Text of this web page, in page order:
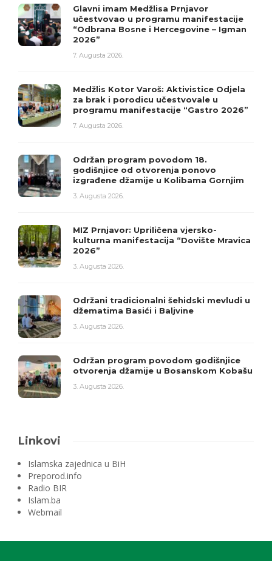
Glavni imam Medžlisa Prnjavor
učestvovao u programu manifestacije
“Odbrana Bosne i Hercegovine – Igman
2026”
7. Augusta 2026.
Medžlis Kotor Varoš: Aktivistice Odjela
za brak i porodicu učestvovale u
programu manifestacije “Gastro 2026”
7. Augusta 2026.
Održan program povodom 18.
godišnjice od otvorenja ponovo
izgrađene džamije u Kolibama Gornjim
3. Augusta 2026.
MIZ Prnjavor: Upriličena vjersko-
kulturna manifestacija “Dovište Mravica
2026”
3. Augusta 2026.
Održani tradicionalni šehidski mevludi u
džematima Basići i Baljvine
3. Augusta 2026.
Održan program povodom godišnjice
otvorenja džamije u Bosanskom Kobašu
3. Augusta 2026.
Linkovi
Islamska zajednica u BiH
Preporod.info
Radio BIR
Islam.ba
Webmail